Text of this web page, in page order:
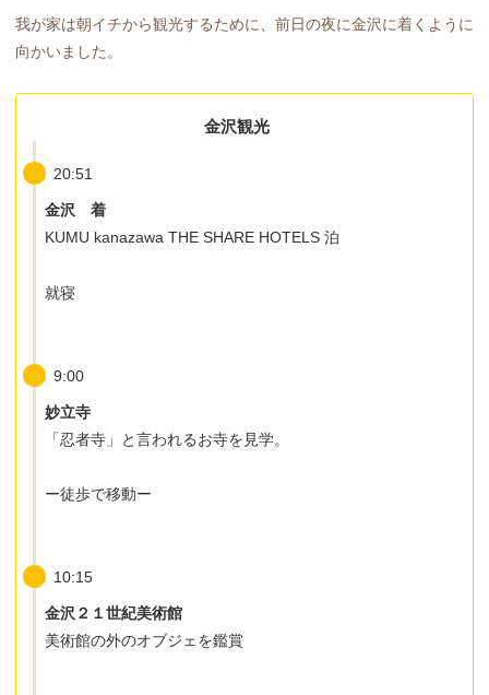
我が家は朝イチから観光するために、前日の夜に金沢に着くように
向かいました。
金沢観光
20:51
金沢 着
KUMU kanazawa THE SHARE HOTELS 泊
就寝
9:00
妙立寺
「忍者寺」と言われるお寺を見学。
ー徒歩で移動ー
10:15
金沢２１世紀美術館
美術館の外のオブジェを鑑賞